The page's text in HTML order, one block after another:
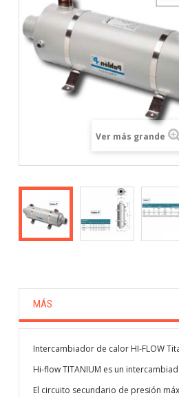
Ver más grande
MÁS
Intercambiador de calor HI-FLOW
Hi-flow TITANIUM es un
El circuito secundario de presión